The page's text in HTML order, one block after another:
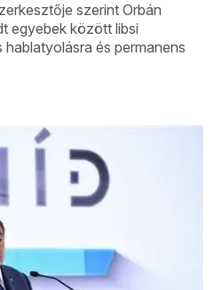
szerint Orbán
egyebek között libsi
és permanens